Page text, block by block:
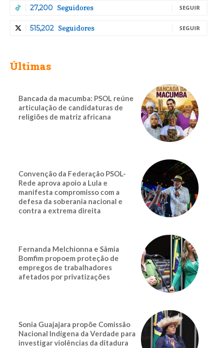
27,200 Seguidores SEGUIR
515,202 Seguidores SEGUIR
Últimas
Bancada da macumba: PSOL reúne
articulação de candidaturas de
religiões de matriz africana
Convenção da Federação PSOL-
Rede aprova apoio a Lula e
manifesta compromisso com a
defesa da soberania nacional e
contra a extrema direita
Fernanda Melchionna e Sâmia
Bomfim propoem proteção de
empregos de trabalhadores
afetados por privatizações
Sonia Guajajara propõe Comissão
Nacional Indígena da Verdade para
investigar violências da ditadura